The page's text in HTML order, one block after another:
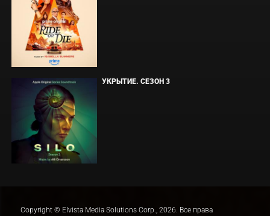
УКРЫТИЕ. СЕЗОН 3
Copyright © Elvista Media Solutions Corp., 2026. Все права